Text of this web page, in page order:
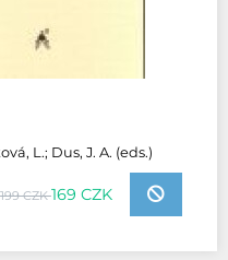
L.; Dus, J. A. (eds.)
199 CZK169 CZK